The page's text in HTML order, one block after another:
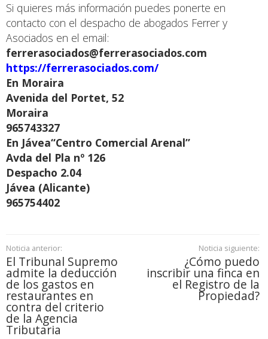
Si quieres más información puedes ponerte en
contacto con el despacho de abogados Ferrer y
Asociados en el email:
ferrerasociados@ferrerasociados.com
https://ferrerasociados.com/
En Moraira
Avenida del Portet, 52
Moraira
965743327
En Jávea“Centro Comercial Arenal”
Avda del Pla nº 126
Despacho 2.04
Jávea (Alicante)
965754402
Noticia anterior:
El Tribunal Supremo
admite la deducción
de los gastos en
restaurantes en
contra del criterio
de la Agencia
Tributaria
Noticia siguiente:
¿Cómo puedo
inscribir una finca en
el Registro de la
Propiedad?